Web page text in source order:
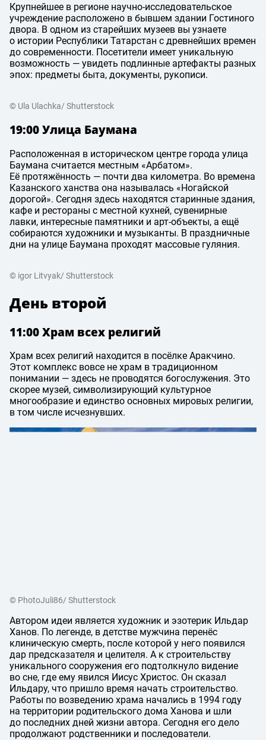
Крупнейшее в регионе научно-исследовательское
учреждение расположено в бывшем здании Гостиного
двора. В одном из старейших музеев вы узнаете
о истории Республики Татарстан с древнейших времен
до современности. Посетители имеет уникальную
возможность — увидеть подлинные артефакты разных
эпох: предметы быта, документы, рукописи.
© Ula Ulachka/ Shutterstock
19:00 Улица Баумана
Расположенная в историческом центре города улица
Баумана считается местным «Арбатом».
Её протяжённость — почти два километра. Во времена
Казанского ханства она называлась «Ногайской
дорогой». Сегодня здесь находятся старинные здания,
кафе и рестораны с местной кухней, сувенирные
лавки, интересные памятники и арт-объекты, а ещё
собираются художники и музыканты. В праздничные
дни на улице Баумана проходят массовые гуляния.
© igor Litvyak/ Shutterstock
День второй
11:00 Храм всех религий
Храм всех религий находится в посёлке Аракчино.
Этот комплекс вовсе не храм в традиционном
понимании — здесь не проводятся богослужения. Это
скорее музей, символизирующий культурное
многообразие и единство основных мировых религии,
в том числе исчезнувших.
© PhotoJuli86/ Shutterstock
Автором идеи является художник и эзотерик Ильдар
Ханов. По легенде, в детстве мужчина перенёс
клиническую смерть, после которой у него появился
дар предсказателя и целителя. А к строительству
уникального сооружения его подтолкнуло видение
во сне, где ему явился Иисус Христос. Он сказал
Ильдару, что пришло время начать строительство.
Работы по возведению храма начались в 1994 году
на территории родительского дома Ханова и шли
до последних дней жизни автора. Сегодня его дело
продолжают родственники и последователи.